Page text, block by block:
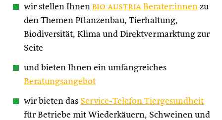
wir stellen Ihnen bio austria Berater:innen zu
den Themen Pflanzenbau, Tierhaltung,
Biodiversität, Klima und Direktvermarktung zur
Seite
und bieten Ihnen ein umfangreiches
Beratungsangebot
wir bieten das Service-Telefon Tiergesundheit
für Betriebe mit Wiederkäuern, Schweinen und